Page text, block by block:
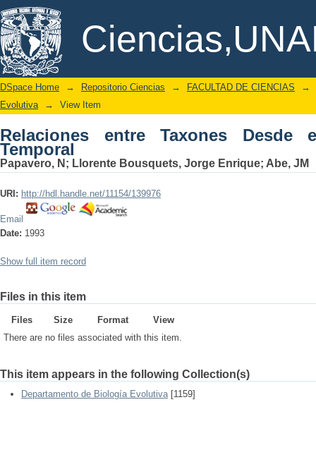
Relaciones entre Taxones Desde el
DSpace/Manakin Repository
DSpace Home → Repositorio Ciencias → FACULTAD DE CIENCIAS
→
Evolutiva
→ View Item
Relaciones entre Taxones
Temporal
Papavero, N ; Llorente Bousquets, Jorge Enrique; Abe, JM
URI: http://hdl.handle.net/11154/139976
Email
Date: 1993
Show full item record
Files in this item
Files Size Format
View
There are no files associated with this item.
This item appears in the following Collection(s)
Departamento de Biología Evolutiva[1159]